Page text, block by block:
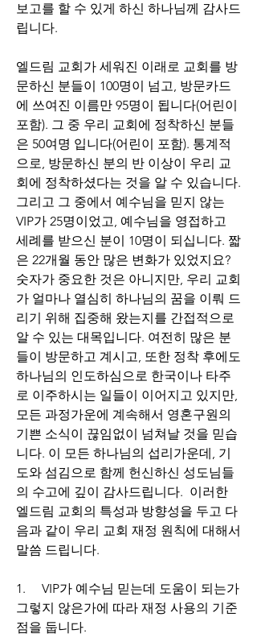
보고를 할 수 있게 하신 하나님께 감사드
립니다.
엘드림 교회가 세워진 이래로 교회를 방
문하신 분들이 100명이 넘고, 방문카드
에 쓰여진 이름만 95명이 됩니다(어린이
포함). 그 중 우리 교회에 정착하신 분들
은 50여명 입니다(어린이 포함). 통계적
으로, 방문하신 분의 반 이상이 우리 교
회에 정착하셨다는 것을 알 수 있습니다.
그리고 그 중에서 예수님을 믿지 않는
VIP가 25명이었고, 예수님을 영접하고
세례를 받으신 분이 10명이 되십니다. 짧
은 22개월 동안 많은 변화가 있었지요?
숫자가 중요한 것은 아니지만, 우리 교회
가 얼마나 열심히 하나님의 꿈을 이뤄 드
리기 위해 집중해 왔는지를 간접적으로
알 수 있는 대목입니다. 여전히 많은 분
들이 방문하고 계시고, 또한 정착 후에도
하나님의 인도하심으로 한국이나 타주
로 이주하시는 일들이 이어지고 있지만,
모든 과정가운에 계속해서 영혼구원의
기쁜 소식이 끊임없이 넘쳐날 것을 믿습
니다. 이 모든 하나님의 섭리가운데, 기
도와 섬김으로 함께 헌신하신 성도님들
의 수고에 깊이 감사드립니다.  이러한
엘드림 교회의 특성과 방향성을 두고 다
음과 같이 우리 교회 재정 원칙에 대해서
말씀 드립니다.
1. VIP가 예수님 믿는데 도움이 되는가
그렇지 않은가에 따라 재정 사용의 기준
점을 둡니다.